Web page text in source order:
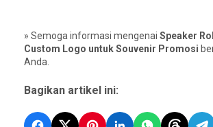
» Semoga informasi mengenai Speaker
Custom Logo untuk Souvenir Promosi
Anda.
Bagikan artikel ini: